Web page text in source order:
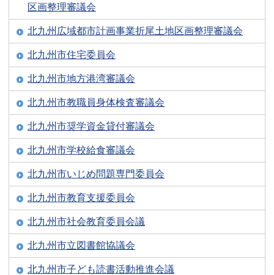
区画整理審議会
北九州広域都市計画事業折尾土地区画整理審議会
北九州市住宅委員会
北九州市地方港湾審議会
北九州市教職員身体検査審議会
北九州市奨学資金貸付審議会
北九州市学校給食審議会
北九州市いじめ問題専門委員会
北九州市教育支援委員会
北九州市社会教育委員会議
北九州市立図書館協議会
北九州市子ども読書活動推進会議